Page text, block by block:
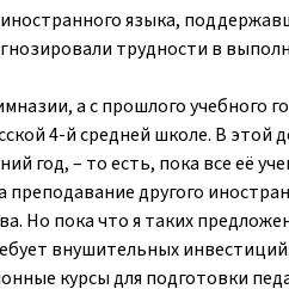
языка,
трудности в
а с прошлого учебного
4-й средней школе. В этой
год, – то есть, пока все её
другого
Но пока что я таких
внушительных
курсы для подготовки